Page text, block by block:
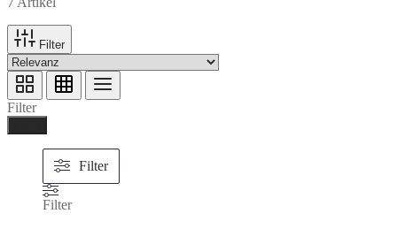
Filter
Filter
Filter
Filter